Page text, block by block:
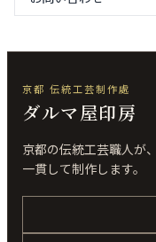
京都 伝統工芸制作處
ダルマ屋印房
京都の伝統工芸職人が
一貫して制作します。